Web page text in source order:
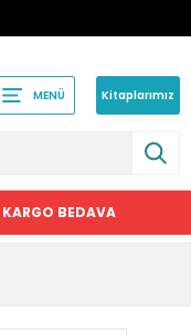
MENÜ Kitaplarımız
KARGO BEDAVA